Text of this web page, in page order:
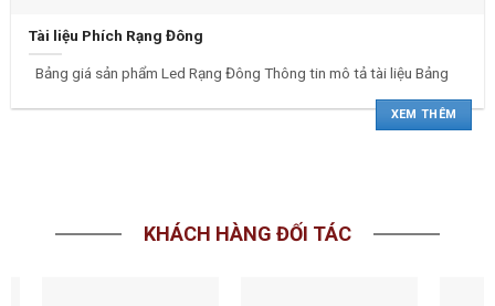
Tài liệu Phích Rạng Đông
Bảng giá sản phẩm Led Rạng Đông Thông tin mô tả tài liệu Bảng
XEM THÊM
KHÁCH HÀNG ĐỐI TÁC